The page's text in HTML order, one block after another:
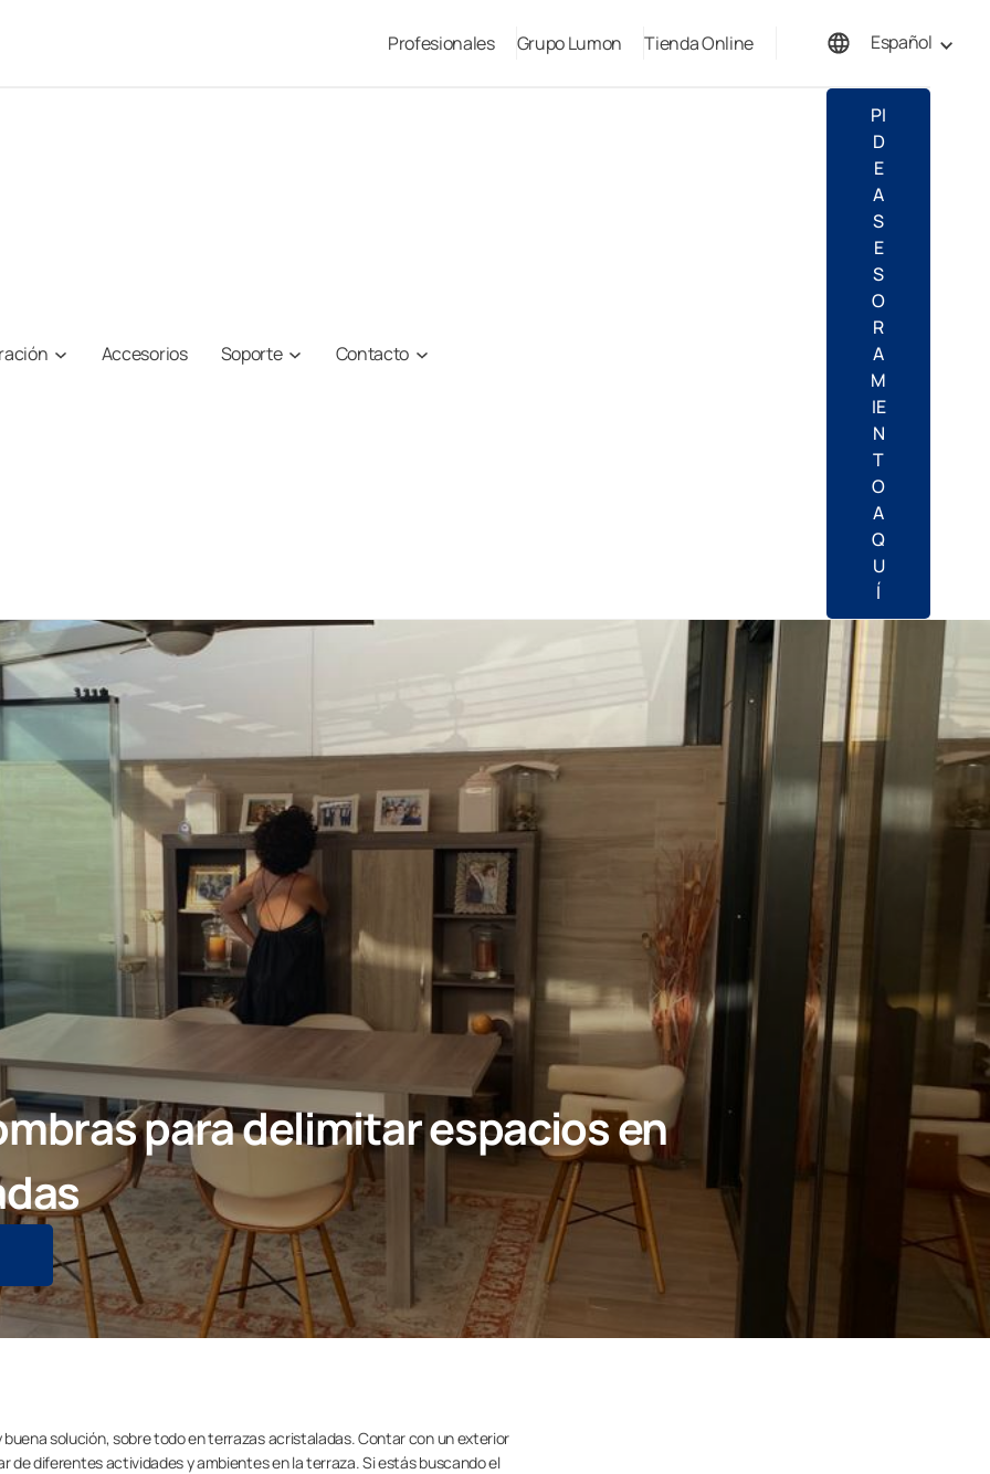
Profesionales Grupo Lumon Tienda Online
Español
Accesorios Soporte Contacto
PI
D
E
A
S
E
S
O
R
A
M
IE
N
T
O
A
Q
U
Í
para delimitar espacios en
solución, sobre todo en terrazas acristaladas. Contar con un exterior
de diferentes actividades y ambientes en la terraza. Si estás buscando el